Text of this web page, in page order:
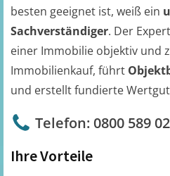
besten geeignet ist, weiß ein
Sachverständiger. Der
einer Immobilie objektiv und
Immobilienkauf, führt
und erstellt fundierte
Telefon: 0800 589
Ihre Vorteile